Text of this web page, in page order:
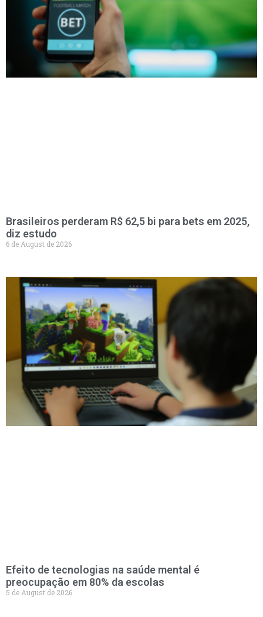
Brasileiros perderam R$ 62,5 bi para bets em 2025,
diz estudo
6 de August de 2026
Efeito de tecnologias na saúde mental é
preocupação em 80% da escolas
5 de August de 2026